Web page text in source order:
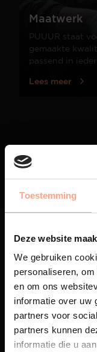
Toestemming
Deze website
We gebruiken
personaliseren,
en om ons
informatie over uw
partners voor
partners kunnen
informatie die u
Maatwerk
PUUUR staat
gemaakte
passend in
Lees meer
Een
beleving,